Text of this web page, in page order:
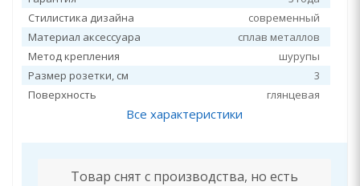
Стилистика дизайна
современный
Материал аксессуара
сплав металлов
Метод крепления
шурупы
Размер розетки, см
3
Поверхность
глянцевая
Все характеристики
Товар снят с производства, но есть